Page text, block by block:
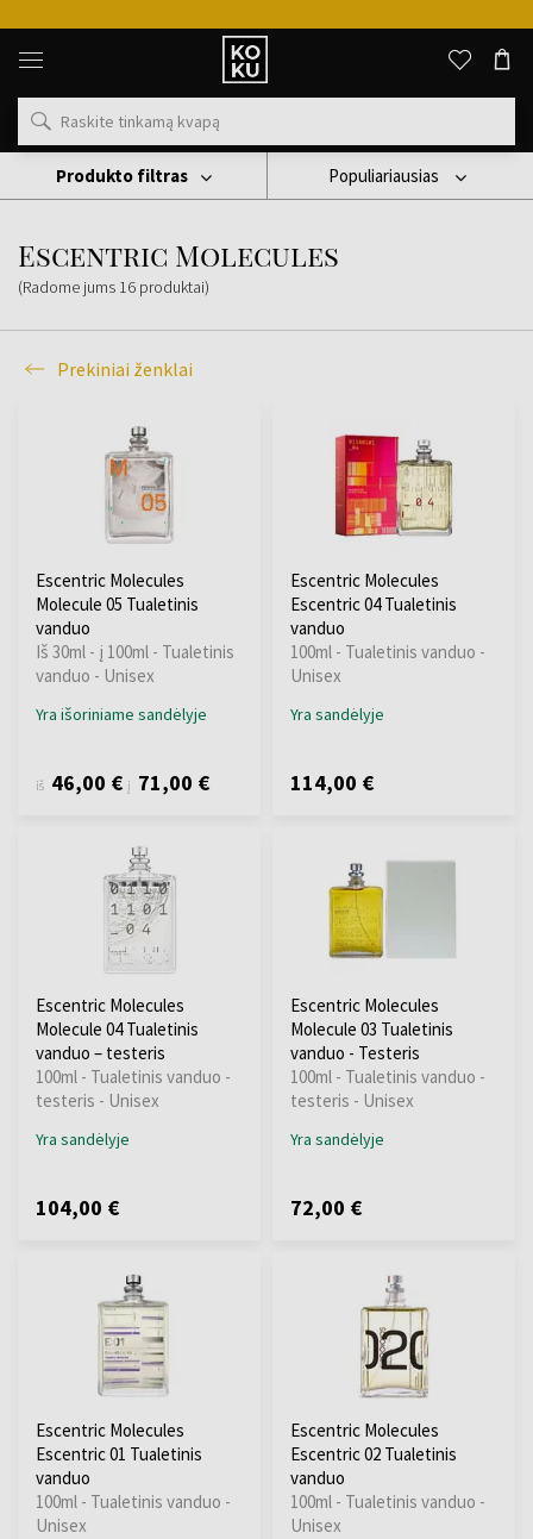
Originalūs
kvepalai
laikrodžiai
vienoje
Prekiniai Ženklai Escentric Molecules
Escentric Molecules
(Radome jums 16 produktai)
Populiariausias
Prekiniai ženklai
Produkto filtras
Escentric Molecules
Molecule 05 Tualetinis
vanduo
Iš 30ml - į 100ml - Tualetinis
vanduo - Unisex
Yra išoriniame sandėlyje
iš 46,00 € į 71,00 €
Escentric Molecules
Escentric 04 Tualetinis
vanduo
100ml - Tualetinis vanduo -
Unisex
Yra sandėlyje
114,00 €
Escentric Molecules
Molecule 04 Tualetinis
vanduo – testeris
100ml - Tualetinis vanduo -
testeris - Unisex
Yra sandėlyje
104,00 €
Escentric Molecules
Molecule 03 Tualetinis
vanduo - Testeris
100ml - Tualetinis vanduo -
testeris - Unisex
Yra sandėlyje
72,00 €
Escentric Molecules
Escentric 01 Tualetinis
vanduo
100ml - Tualetinis vanduo -
Unisex
Escentric Molecules
Escentric 02 Tualetinis
vanduo
100ml - Tualetinis vanduo -
Unisex